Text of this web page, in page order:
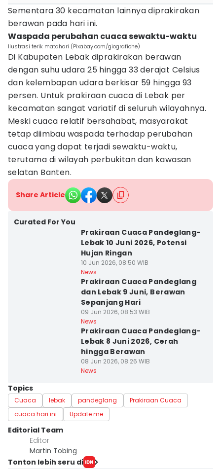
Sementara 30 kecamatan lainnya diprakirakan
berawan pada hari ini.
Waspada perubahan cuaca sewaktu-waktu
Ilustrasi terik matahari (Pixabay.com/giografiche)
Di Kabupaten Lebak diprakirakan berawan
dengan suhu udara 25 hingga 33 derajat Celsius
dan kelembapan udara berkisar 59 hingga 93
persen. Untuk prakiraan cuaca di Lebak per
kecamatan sangat variatif di seluruh wilayahnya.
Meski cuaca relatif bersahabat, masyarakat
tetap diimbau waspada terhadap perubahan
cuaca yang dapat terjadi sewaktu-waktu,
terutama di wilayah perbukitan dan kawasan
selatan Banten.
Share Article
Curated For You
Prakiraan Cuaca Pandeglang-
Lebak 10 Juni 2026, Potensi
Hujan Ringan
10 Jun 2026, 08:50 WIB
News
Prakiraan Cuaca Pandeglang
dan Lebak 9 Juni, Berawan
Sepanjang Hari
09 Jun 2026, 08:53 WIB
News
Prakiraan Cuaca Pandeglang-
Lebak 8 Juni 2026, Cerah
hingga Berawan
08 Jun 2026, 08:26 WIB
News
Topics
Cuaca lebak pandeglang
Prakiraan Cuaca
cuaca hari ini
Update me
Editorial Team
Editor
Martin Tobing
Tonton lebih seru di